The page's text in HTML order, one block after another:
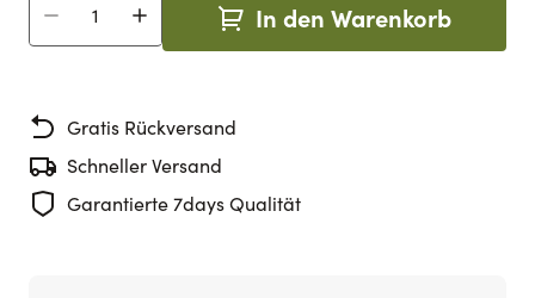
Menge In den Warenkorb
Gratis Rückversand
Schneller Versand
Garantierte 7days Qualität